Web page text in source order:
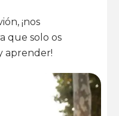
¡nos
que solo os
aprender!